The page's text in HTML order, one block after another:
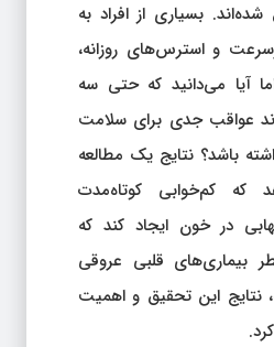
بسیاری از افراد به
و استرس‌های روزانه،
آیا می‌دانید که حتی سه
عواقب جدی برای سلامت
باشد؟ نتایج یک مطالعه
که کم‌خوابی کوتاه‌مدت
در خون ایجاد کند که
بیماری‌های قلبی عروقی
نتایج این تحقیق و اهمیت